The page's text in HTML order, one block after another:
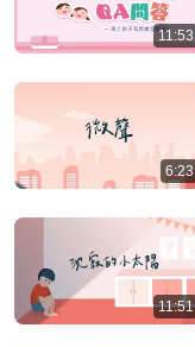
基督教勵友中心
11:53
6:23
11:51